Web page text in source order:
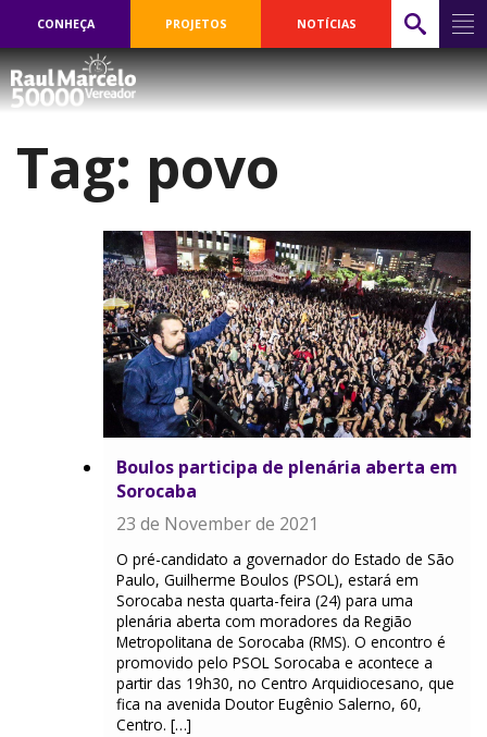
CONHEÇA PROJETOS NOTÍCIAS
Tag: povo
Boulos participa de plenária aberta em
Sorocaba
23 de November de 2021
O pré-candidato a governador do Estado de São
Paulo, Guilherme Boulos (PSOL), estará em
Sorocaba nesta quarta-feira (24) para uma
plenária aberta com moradores da Região
Metropolitana de Sorocaba (RMS). O encontro é
promovido pelo PSOL Sorocaba e acontece a
partir das 19h30, no Centro Arquidiocesano, que
fica na avenida Doutor Eugênio Salerno, 60,
Centro. […]